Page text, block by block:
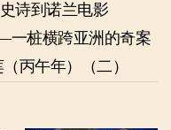
诗到诺兰电影
一桩横跨亚洲的奇案
丙午年）（二）